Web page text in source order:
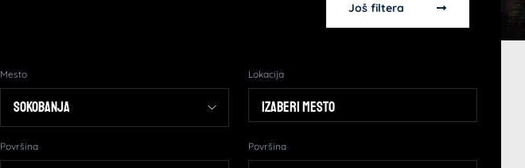
Još filtera
Mesto Lokacija
Izaberi mesto
Površina Površina